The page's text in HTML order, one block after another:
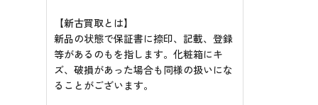
【新古買取とは】
新品の状態で保証書に捺印、記載、登録
等があるのもを指します。化粧箱にキ
ズ、破損があった場合も同様の扱いにな
ることがございます。